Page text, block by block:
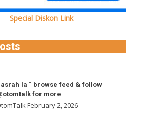
Special Diskon Link
la “ browse feed & follow
for more
February 2, 2026